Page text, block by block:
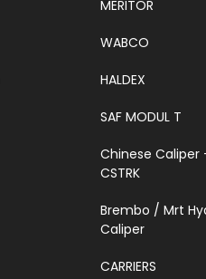
MERITOR
WABCO
HALDEX
SAF MODUL T
Chinese Caliper
CSTRK
Brembo / Mrt
Caliper
CARRIERS